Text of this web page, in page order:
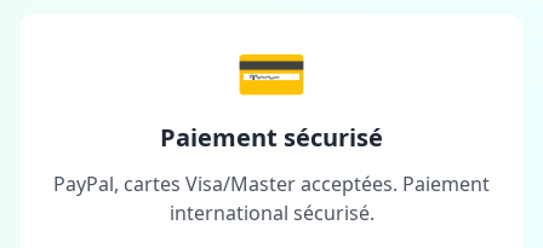
💳
Paiement sécurisé
PayPal, cartes Visa/Master acceptées. Paiement
international sécurisé.